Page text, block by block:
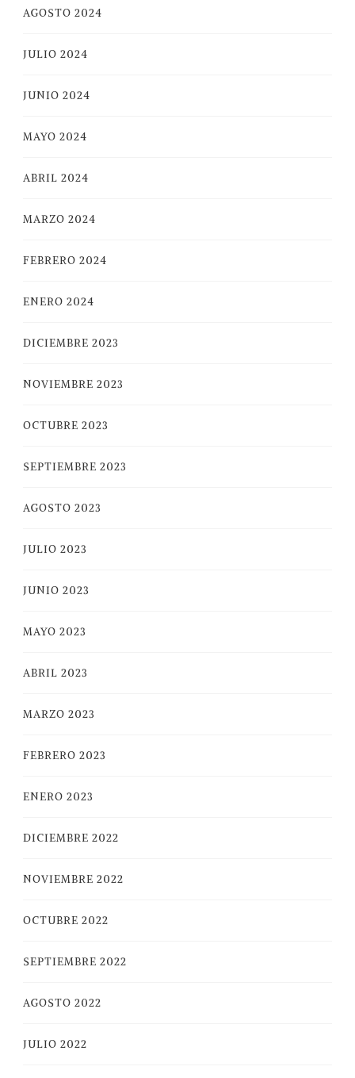
AGOSTO 2024
JULIO 2024
JUNIO 2024
MAYO 2024
ABRIL 2024
MARZO 2024
FEBRERO 2024
ENERO 2024
DICIEMBRE 2023
NOVIEMBRE 2023
OCTUBRE 2023
SEPTIEMBRE 2023
AGOSTO 2023
JULIO 2023
JUNIO 2023
MAYO 2023
ABRIL 2023
MARZO 2023
FEBRERO 2023
ENERO 2023
DICIEMBRE 2022
NOVIEMBRE 2022
OCTUBRE 2022
SEPTIEMBRE 2022
AGOSTO 2022
JULIO 2022